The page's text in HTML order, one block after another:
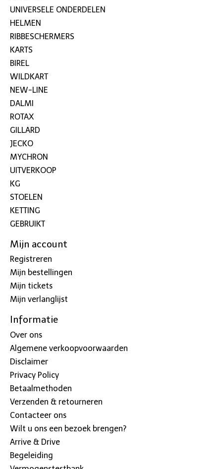
UNIVERSELE ONDERDELEN
HELMEN
RIBBESCHERMERS
KARTS
BIREL
WILDKART
NEW-LINE
DALMI
ROTAX
GILLARD
JECKO
MYCHRON
UITVERKOOP
KG
STOELEN
KETTING
GEBRUIKT
Mijn account
Registreren
Mijn bestellingen
Mijn tickets
Mijn verlanglijst
Informatie
Over ons
Algemene verkoopvoorwaarden
Disclaimer
Privacy Policy
Betaalmethoden
Verzenden & retourneren
Contacteer ons
Wilt u ons een bezoek brengen?
Arrive & Drive
Begeleiding